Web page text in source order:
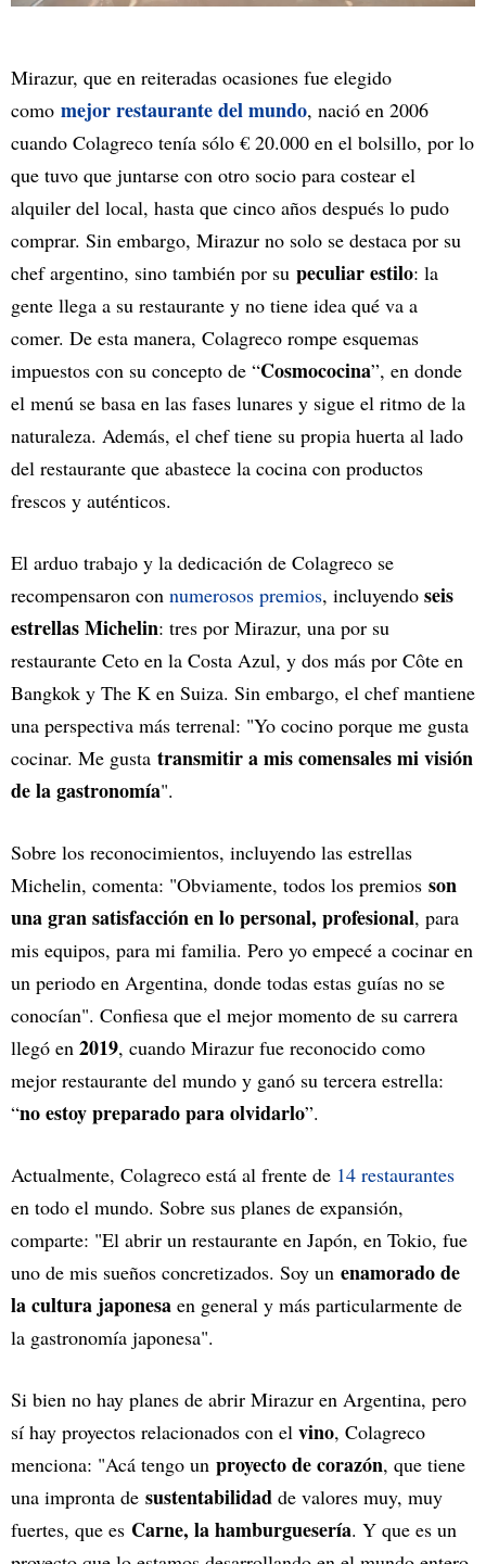
Mirazur, que en reiteradas ocasiones fue elegido
como mejor restaurante del mundo, nació en 2006
cuando Colagreco tenía sólo € 20.000 en el bolsillo, por lo
que tuvo que juntarse con otro socio para costear el
alquiler del local, hasta que cinco años después lo pudo
comprar. Sin embargo, Mirazur no solo se destaca por su
chef argentino, sino también por su peculiar estilo: la
gente llega a su restaurante y no tiene idea qué va a
comer. De esta manera, Colagreco rompe esquemas
impuestos con su concepto de “Cosmococina”, en donde
el menú se basa en las fases lunares y sigue el ritmo de la
naturaleza. Además, el chef tiene su propia huerta al lado
del restaurante que abastece la cocina con productos
frescos y auténticos.
El arduo trabajo y la dedicación de Colagreco se
recompensaron con numerosos premios, incluyendo seis
estrellas Michelin: tres por Mirazur, una por su
restaurante Ceto en la Costa Azul, y dos más por Côte en
Bangkok y The K en Suiza. Sin embargo, el chef mantiene
una perspectiva más terrenal: "Yo cocino porque me gusta
cocinar. Me gusta transmitir a mis comensales mi visión
de la gastronomía".
Sobre los reconocimientos, incluyendo las estrellas
Michelin, comenta: "Obviamente, todos los premios son
una gran satisfacción en lo personal, profesional, para
mis equipos, para mi familia. Pero yo empecé a cocinar en
un periodo en Argentina, donde todas estas guías no se
conocían". Confiesa que el mejor momento de su carrera
llegó en 2019, cuando Mirazur fue reconocido como
mejor restaurante del mundo y ganó su tercera estrella:
“no estoy preparado para olvidarlo”.
Actualmente, Colagreco está al frente de 14 restaurantes
en todo el mundo. Sobre sus planes de expansión,
comparte: "El abrir un restaurante en Japón, en Tokio, fue
uno de mis sueños concretizados. Soy un enamorado de
la cultura japonesa en general y más particularmente de
la gastronomía japonesa".
Si bien no hay planes de abrir Mirazur en Argentina, pero
sí hay proyectos relacionados con el vino, Colagreco
menciona: "Acá tengo un proyecto de corazón, que tiene
una impronta de sustentabilidad de valores muy, muy
fuertes, que es Carne, la hamburguesería. Y que es un